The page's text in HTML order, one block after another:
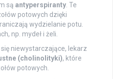
są antyperspiranty . Te
potowych dzięki
wydzielanie potu.
np. mydeł i żeli.
niewystarczające, lekarz
(cholinolityki), które
potowych.